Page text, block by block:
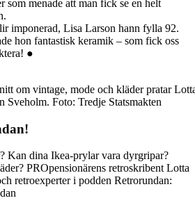
som menade att man fick se en helt
imponerad, Lisa Larson hann fylla 92.
hon fantastisk keramik – som fick oss
●
om vintage, mode och kläder pratar
Sveholm. Foto: Tredje Statsmakten
Kan dina Ikea-prylar vara dyrgripar?
PROpensionärens retroskribent Lotta
retroexperter i podden Retrorundan: